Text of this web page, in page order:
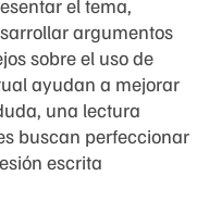
el tema,
argumentos
sobre el uso de
ayudan a mejorar
una lectura
buscan perfeccionar
escrita